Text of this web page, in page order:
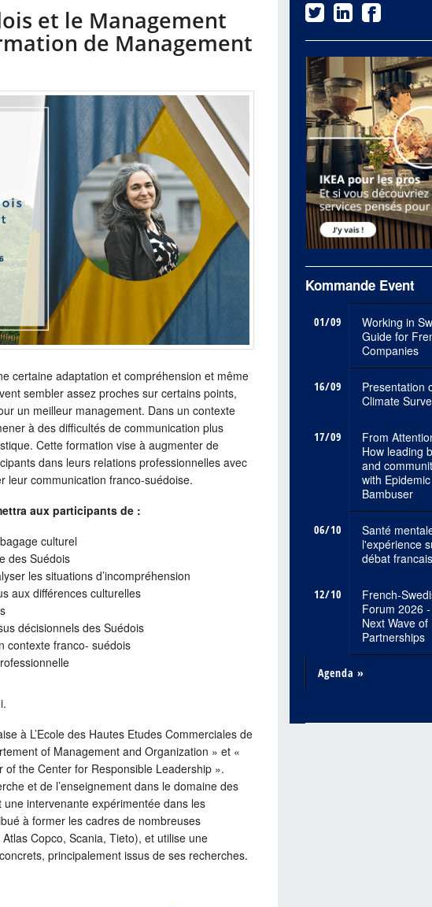
et le Management
de Management
certaine adaptation et compréhension et même
sembler assez proches sur certains points,
un meilleur management. Dans un contexte
à des difficultés de communication plus
Cette formation vise à augmenter de
dans leurs relations professionnelles avec
leur communication franco-suédoise.
aux participants de :
culturel
des Suédois
les situations d’incompréhension
aux différences culturelles
décisionnels des Suédois
contexte franco- suédois
à L’Ecole des Hautes Etudes Commerciales de
of Management and Organization » et «
the Center for Responsible Leadership ».
et de l’enseignement dans le domaine des
intervenante expérimentée dans les
à former les cadres de nombreuses
Copco, Scania, Tieto), et utilise une
principalement issus de ses recherches.
Kommande Event
01/09
Working in
Guide for
Companies
16/09
Presentation
Climate
17/09
From
How leading
and
with
Bambuser
06/10
Santé
l'expérience
débat francais
12/10
French-
Forum 2026
Next Wave
Partnerships
Agenda »